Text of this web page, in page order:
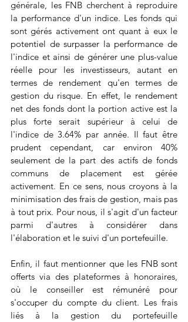
générale, les FNB cherchent à reproduire
la performance d'un indice. Les fonds qui
sont gérés activement ont quant à eux le
potentiel de surpasser la performance de
l'indice et ainsi de générer une plus-value
réelle pour les investisseurs, autant en
termes de rendement qu'en termes de
gestion du risque. En effet, le rendement
net des fonds dont la portion active est la
plus forte serait supérieur à celui de
l'indice de 3.64% par année. Il faut être
prudent cependant, car environ 40%
seulement de la part des actifs de fonds
communs de placement est gérée
activement. En ce sens, nous croyons à la
minimisation des frais de gestion, mais pas
à tout prix. Pour nous, il s'agit d'un facteur
parmi d'autres à considérer dans
l'élaboration et le suivi d'un portefeuille.
Enfin, il faut mentionner que les FNB sont
offerts via des plateformes à honoraires,
où le conseiller est rémunéré pour
s'occuper du compte du client. Les frais
liés à la gestion du portefeuille